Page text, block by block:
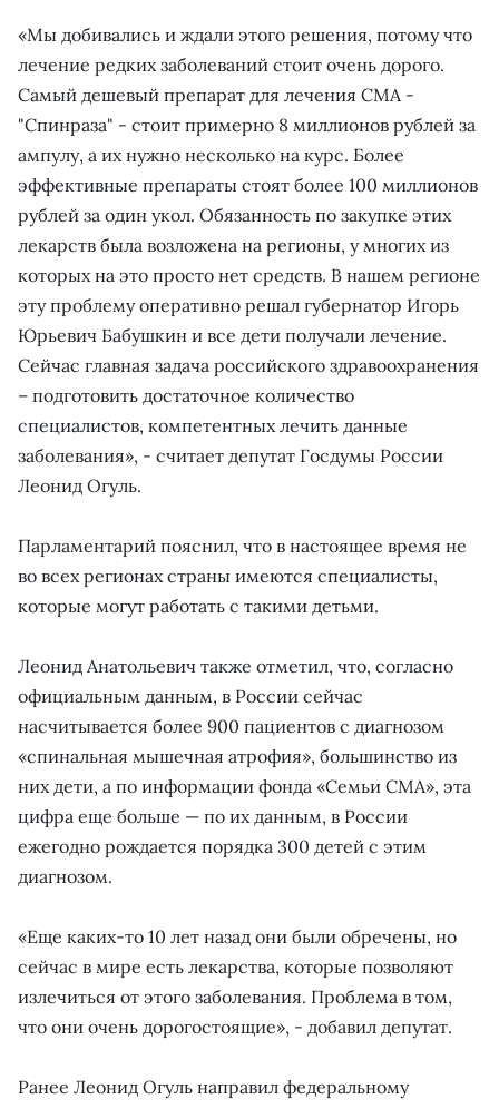
«Мы добивались и ждали этого решения, потому что
лечение редких заболеваний стоит очень дорого.
Самый дешевый препарат для лечения СМА -
"Спинраза" - стоит примерно 8 миллионов рублей за
ампулу, а их нужно несколько нa курс. Более
эффективные препараты стоят более 100 миллионов
рублей за один укол. Обязанность по закупке этих
лекарств была возложена нa регионы, у многих из
которых на это просто нет средств. В нашем регионе
эту проблему оперативно решал губернатор Игорь
Юрьевич Бабушкин и все дети получали лечение.
Сейчас главная задача российского здравоохранения
– подготовить достаточное количество
специалистов, компетентных лечить данные
заболевания», - считает депутат Госдумы России
Леонид Огуль.
Парламентарий пояснил, что в настоящее время не
во всех регионах страны имеются специалисты,
которые могут работать с такими детьми.
Леонид Анатольевич также отметил, что, согласно
официальным данным, в России сейчас
насчитывается более 900 пациентов с диагнозом
«спинальная мышечная атрофия», большинство из
них дети, а по информации фонда «Семьи СМА», эта
цифра еще больше — по их данным, в России
ежегодно рождается порядка 300 детей с этим
диагнозом.
«Еще каких-то 10 лет назад они были обречены, но
сейчас в мире есть лекарства, которые позволяют
излечиться от этого заболевания. Проблема в том,
что они очень дорогостоящие», - добавил депутат.
Ранее Леонид Огуль направил федеральному